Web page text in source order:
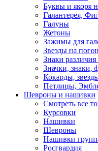
Буквы и якоря
Галантерея,
Галуны
Жетоны
Зажимы для
Звезды на
Знаки
Значки, знаки,
Кокарды,
Петлицы,
Шевроны и нашивки
Смотреть все
Курсовки
Нашивки
Шевроны
Нашивки
Росгвардия